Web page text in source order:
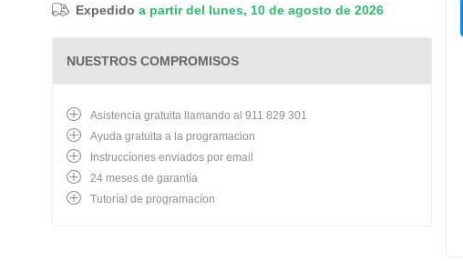
Expedido a partir del lunes, 10 de agosto de 2026
NUESTROS COMPROMISOS
Asistencia gratuita llamando al 911 829 301
Ayuda gratuita a la programacion
Instruccíones enviados por email
24 meses de garantía
Tutoríal de programacíon